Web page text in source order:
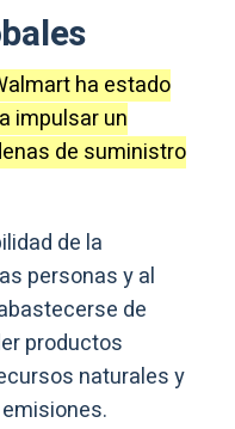
ha estado
impulsar un
de suministro
de la
personas y al
de
productos
naturales y